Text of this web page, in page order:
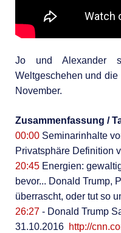
Jo und Alexander
Weltgeschehen und
November.
Zusammenfassung /
00:00Seminarinhalte
Privatsphäre Definition
20:45Energien:
bevor... Donald Trump,
überrascht, oder tut so
26:27- Donald Trump
31.10.2016 http://